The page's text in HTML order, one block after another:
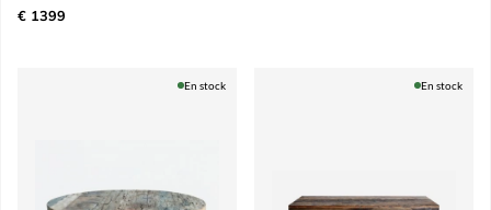
€ 1399
En stock En stock